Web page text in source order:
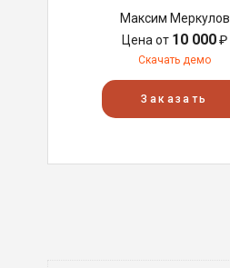
Максим Меркулов
Цена от 10 000₽
Скачать демо
Заказать